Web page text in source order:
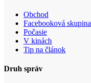
Obchod
Facebooková skupina
Počasie
V kinách
Tip na článok
Druh správ